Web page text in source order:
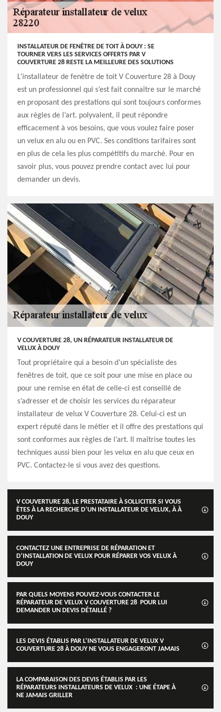
INSTALLATEUR DE FENÊTRE DE TOIT À DOUY : SE
TOURNER VERS LES SERVICES OFFERTS PAR V
COUVERTURE 28 RESTE LA MEILLEURE DES SOLUTIONS
L’installateur de fenêtre de toit V Couverture 28 à Douy
est un professionnel qui s’est fait connaître sur le marché
en proposant des prestations qui sont toujours conformes
aux règles de l’art. polyvalent, il peut répondre
efficacement à vos besoins, que vous voulez faire poser
un velux en alu ou en PVC. Ses conditions tarifaires sont
en plus de cela les plus compétitifs du marché. Pour en
savoir plus, vous pouvez prendre contact avec lui pour
demander un devis.
V COUVERTURE 28, UN RÉPARATEUR INSTALLATEUR DE
VELUX À DOUY
Tout propriétaire qui a besoin d’un spécialiste des
fenêtres de toit, que ce soit pour une mise en place ou
pour une remise en état de celle-ci est conseillé de
s’adresser et de choisir les services du réparateur
installateur de velux V Couverture 28. Celui-ci est un
expert réputé dans le métier et il offre des prestations qui
sont conformes aux règles de l’art. Il maîtrise toutes les
techniques aussi bien pour les velux en alu que ceux en
PVC. Contactez-le si vous avez des questions.
V COUVERTURE 28, LE PRESTATAIRE À SOLLICITER SI VOUS
ÊTES À LA RECHERCHE D’UN INSTALLATEUR DE VELUX, À À
DOUY
CONTACTEZ UNE ENTREPRISE DE RÉPARATION ET
D’INSTALLATION DE VELUX POUR RÉPARER VOS VELUX À
DOUY
PAR QUELS MOYENS POUVEZ-VOUS CONTACTER LE
RÉPARATEUR DE VELUX V COUVERTURE 28 POUR LUI
DEMANDER UN DEVIS DÉTAILLÉ ?
LES DEVIS ÉTABLIS PAR L’INSTALLATEUR DE VELUX V
COUVERTURE 28 À DOUY NE VOUS ENGAGERONT JAMAIS
LA COMPARAISON DES DEVIS ÉTABLIS PAR LES
RÉPARATEURS INSTALLATEURS DE VELUX : UNE ÉTAPE À
NE JAMAIS GRILLER